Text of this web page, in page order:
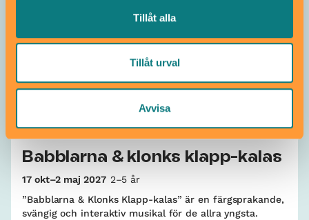
Tillåt alla
Tillåt urval
Avvisa
Babblarna & klonks klapp-kalas
17 okt–2 maj 2027 2–5 år
”Babblarna & Klonks Klapp-kalas” är en färgsprakande,
svängig och interaktiv musikal för de allra yngsta.